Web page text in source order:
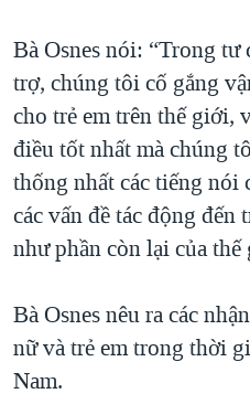
Bà Osnes nói: “Trong tư
trợ, chúng tôi cố gắng
cho trẻ em trên thế giới,
điều tốt nhất mà chúng
thống nhất các tiếng nói
các vấn đề tác động đến
như phần còn lại của thế
Bà Osnes nêu ra các
nữ và trẻ em trong thời
Nam.